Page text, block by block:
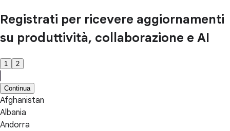
Registrati per ricevere aggiornamenti
su produttività, collaborazione e AI
1 2
Continua
Afghanistan
Albania
Andorra